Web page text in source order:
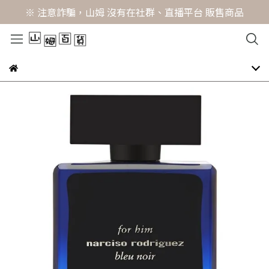
※ 注意詐騙，山姆 沒有在社群、直播平台 販售商品